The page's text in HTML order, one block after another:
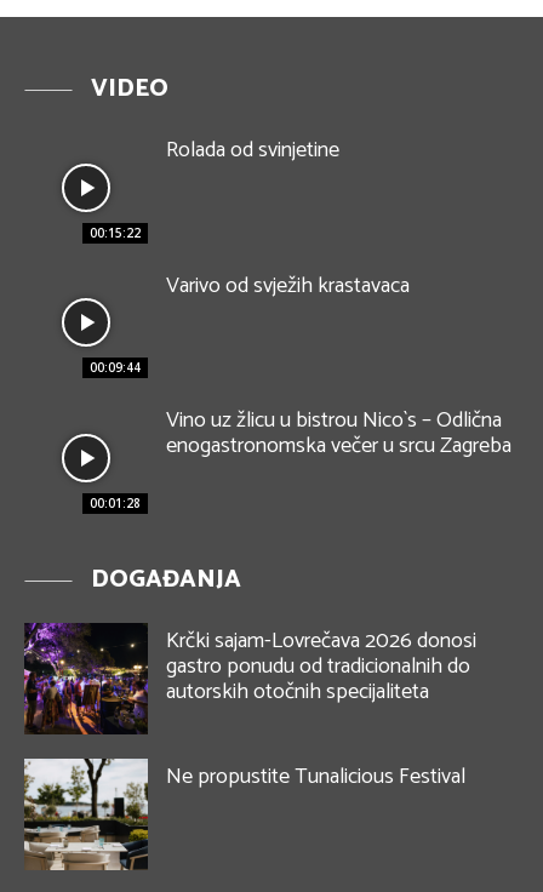
VIDEO
00:15:22
Rolada od svinjetine
00:09:44
Varivo od svježih krastavaca
00:01:28
Vino uz žlicu u bistrou Nico`s – Odlična
enogastronomska večer u srcu Zagreba
DOGAĐANJA
Krčki sajam-Lovrečava 2026 donosi
gastro ponudu od tradicionalnih do
autorskih otočnih specijaliteta
Ne propustite Tunalicious Festival